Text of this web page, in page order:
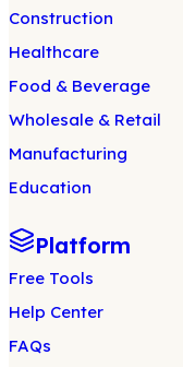
Construction
Healthcare
Food & Beverage
Wholesale & Retail
Manufacturing
Education
Platform
Free Tools
Help Center
FAQs